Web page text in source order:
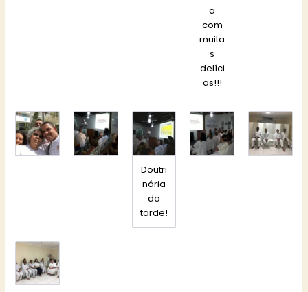
a
com
muita
s
delíci
as!!!
Doutri
nária
da
tarde!